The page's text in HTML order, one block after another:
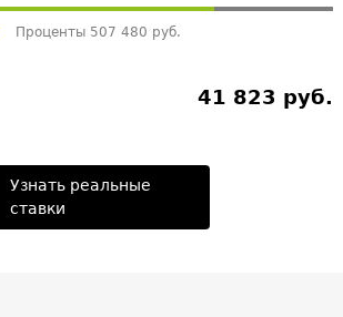
Проценты 507 480 руб.
41 823 руб.
Узнать реальные
ставки